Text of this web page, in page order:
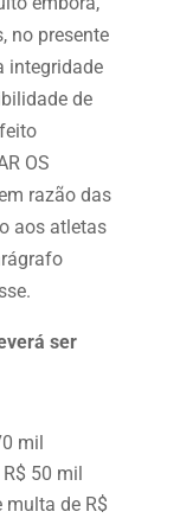
no presente
integridade
de
OS
razão das
aos atletas
ser
mil
50 mil
de R$